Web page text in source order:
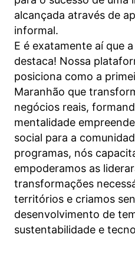
alcançada através de
informal.
E é exatamente aí que
destaca! Nossa
posiciona como a
Maranhão que
negócios reais,
mentalidade
social para a
programas, nós
empoderamos as
transformações
territórios e criamos
desenvolvimento de
sustentabilidade e